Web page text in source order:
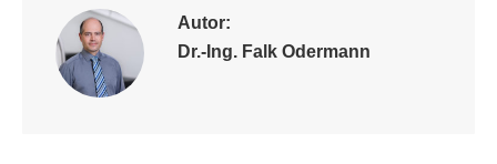
Autor:
Dr.-Ing. Falk Odermann